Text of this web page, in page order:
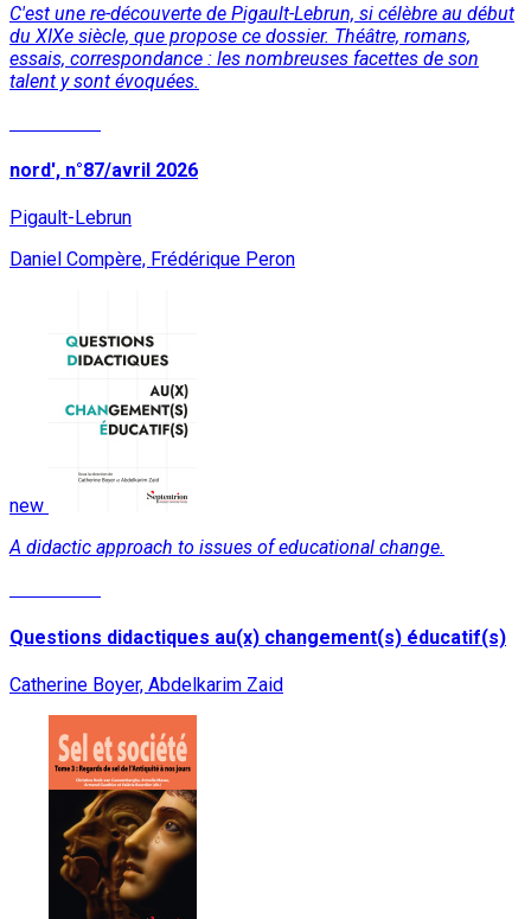
C'est une re-découverte de Pigault-Lebrun, si célèbre au début
du XIXe siècle, que propose ce dossier. Théâtre, romans,
essais, correspondance : les nombreuses facettes de son
talent y sont évoquées.
nord', n°87/avril 2026
Pigault-Lebrun
Daniel Compère, Frédérique Peron
new
A didactic approach to issues of educational change.
Questions didactiques au(x) changement(s) éducatif(s)
Catherine Boyer, Abdelkarim Zaid